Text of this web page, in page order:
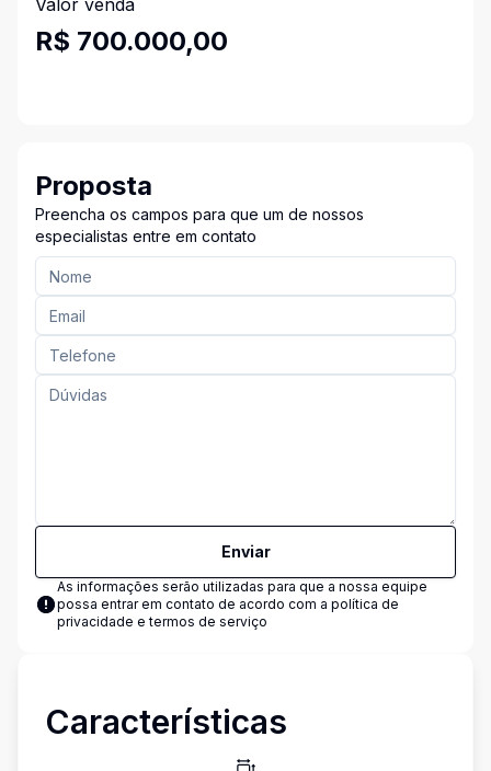
Valor venda
R$ 700.000,00
Proposta
Preencha os campos para que um de nossos
especialistas entre em contato
Enviar
As informações serão utilizadas para que a nossa equipe
possa entrar em contato de acordo com a política de
privacidade e termos de serviço
Características